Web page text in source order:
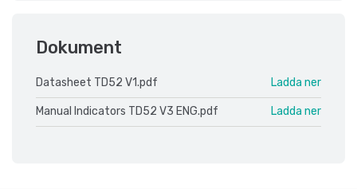
Dokument
Datasheet TD52 V1.pdf Ladda ner
Manual Indicators TD52 V3 ENG.pdf Ladda ner